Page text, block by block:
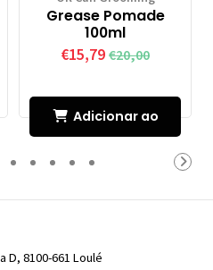
Grease Pomade
100ml
€15,79 €20,00
Adicionar ao
Carrinho
D, 8100-661 Loulé